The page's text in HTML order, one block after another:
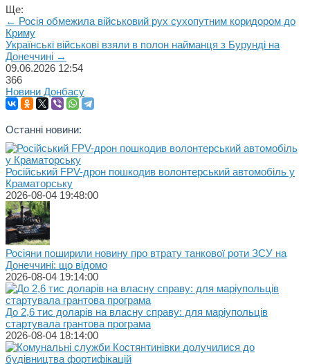
Ще:
← Росія обмежила військовий рух сухопутним коридором до
Криму
Українські військові взяли в полон найманця з Бурунді на
Донеччині →
09.06.2026 12:54
366
Новини Донбасу
Останні новини:
Російський FPV-дрон пошкодив волонтерський автомобіль у
Краматорську
2026-08-04 19:48:00
Росіяни поширили новину про втрату танкової роти ЗСУ на
Донеччині: що відомо
2026-08-04 19:14:00
До 2,6 тис доларів на власну справу: для маріупольців
стартувала грантова програма
2026-08-04 18:14:00